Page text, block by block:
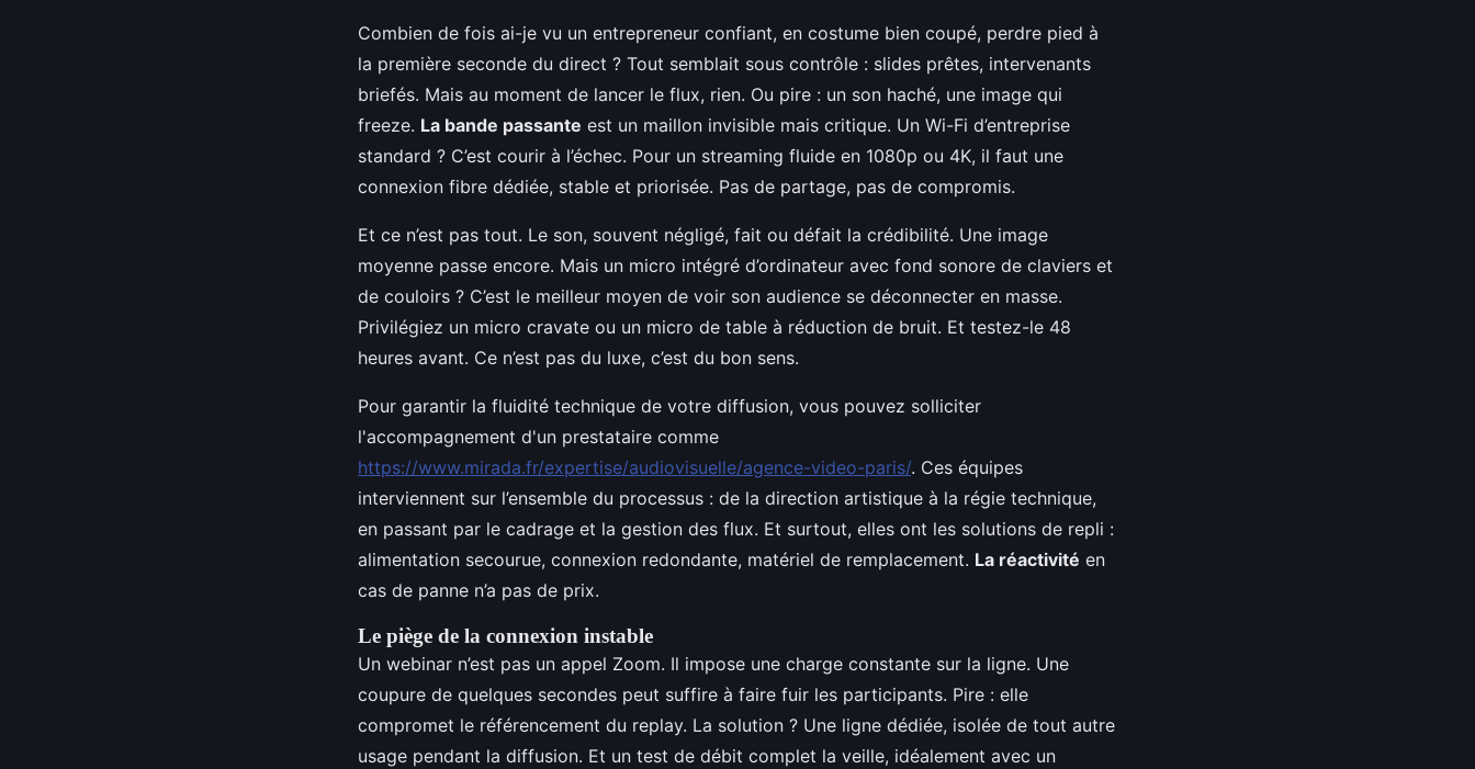
Combien de fois ai-je vu un entrepreneur confiant, en costume bien coupé, perdre pied à
la première seconde du direct ? Tout semblait sous contrôle : slides prêtes, intervenants
briefés. Mais au moment de lancer le flux, rien. Ou pire : un son haché, une image qui
freeze. La bande passante est un maillon invisible mais critique. Un Wi-Fi d’entreprise
standard ? C’est courir à l’échec. Pour un streaming fluide en 1080p ou 4K, il faut une
connexion fibre dédiée, stable et priorisée. Pas de partage, pas de compromis.
Et ce n’est pas tout. Le son, souvent négligé, fait ou défait la crédibilité. Une image
moyenne passe encore. Mais un micro intégré d’ordinateur avec fond sonore de claviers et
de couloirs ? C’est le meilleur moyen de voir son audience se déconnecter en masse.
Privilégiez un micro cravate ou un micro de table à réduction de bruit. Et testez-le 48
heures avant. Ce n’est pas du luxe, c’est du bon sens.
Pour garantir la fluidité technique de votre diffusion, vous pouvez solliciter
l'accompagnement d'un prestataire comme
https://www.mirada.fr/expertise/audiovisuelle/agence-video-paris/. Ces équipes
interviennent sur l’ensemble du processus : de la direction artistique à la régie technique,
en passant par le cadrage et la gestion des flux. Et surtout, elles ont les solutions de repli :
alimentation secourue, connexion redondante, matériel de remplacement. La réactivité en
cas de panne n’a pas de prix.
Le piège de la connexion instable
Un webinar n’est pas un appel Zoom. Il impose une charge constante sur la ligne. Une
coupure de quelques secondes peut suffire à faire fuir les participants. Pire : elle
compromet le référencement du replay. La solution ? Une ligne dédiée, isolée de tout autre
usage pendant la diffusion. Et un test de débit complet la veille, idéalement avec un